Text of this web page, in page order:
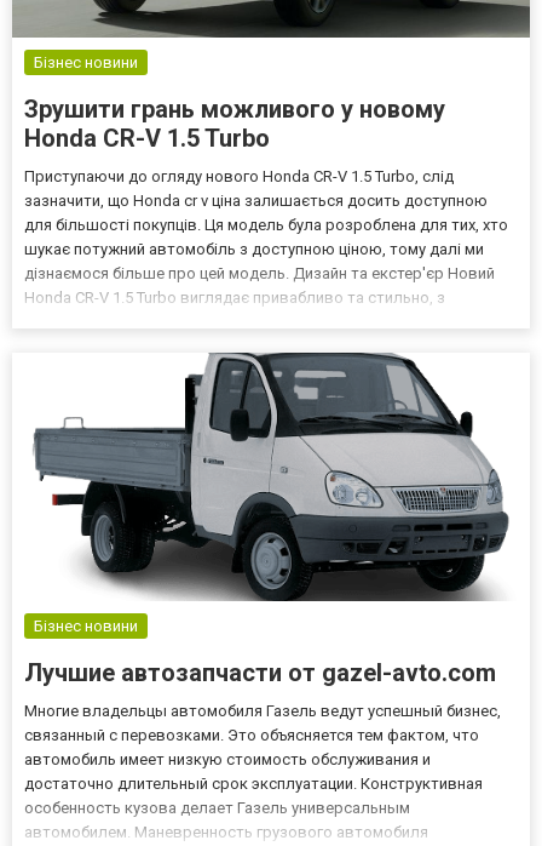
Бізнес новини
Зрушити грань можливого у новому
Honda CR-V 1.5 Turbo
Приступаючи до огляду нового Honda CR-V 1.5 Turbo, слід
зазначити, що Honda cr v ціна залишається досить доступною
для більшості покупців. Ця модель була розроблена для тих, хто
шукає потужний автомобіль з доступною ціною, тому далі ми
дізнаємося більше про цей модель. Дизайн та екстер'єр Новий
Honda CR-V 1.5 Turbo виглядає привабливо та стильно, з
Бізнес новини
Лучшие автозапчасти от gazel-avto.com
Многие владельцы автомобиля Газель ведут успешный бизнес,
связанный с перевозками. Это объясняется тем фактом, что
автомобиль имеет низкую стоимость обслуживания и
достаточно длительный срок эксплуатации. Конструктивная
особенность кузова делает Газель универсальным
автомобилем. Маневренность грузового автомобиля